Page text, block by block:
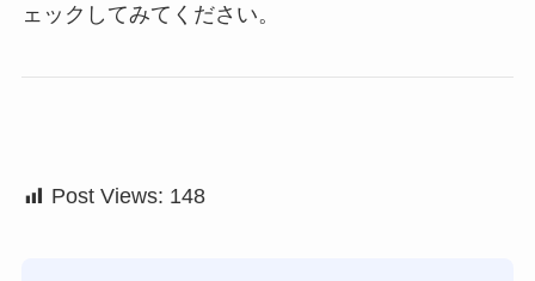
ェックしてみてください。
Post Views: 148